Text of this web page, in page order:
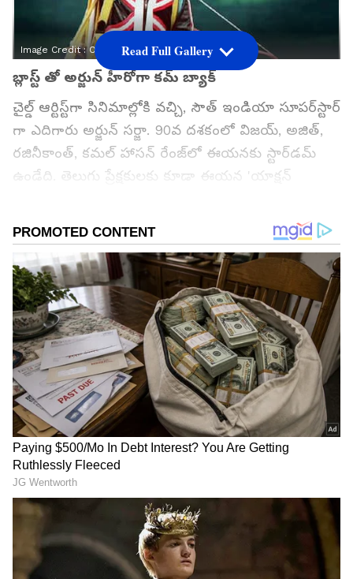
Image Credit :OTHERS
బ్లాస్ట్ తో అర్జున్‌ హీరోగా కమ్‌ బ్యాక్‌
చైల్డ్ ఆర్టిస్ట్‌గా సినిమాల్లోకి వచ్చి, సౌత్ ఇండియా సూపర్‌స్టార్
గా ఎదిగారు అర్జున్ సర్జా. 90వ దశకంలో విజయ్, అజిత్,
రజినీకాంత్, కమల్ హాసన్ రేంజ్‌లో ఈయనకు స్టార్‌డమ్
ఉండేది. తెలుగు ప్రేక్షకులకు కూడా ఈయన 'యాక్షన్
చేసి మెప్పించారు. ఇక్కడ కూడా స్టార్‌గా రాణించారు,
రాణిస్తున్నారు. 2005 వరకు హీరోగా మెరిసిన ఆయన, ఆ
తర్వాత విలన్‌గా, సపోర్టింగ్ రోల్స్‌లో కనిపించారు. కానీ
ఇప్పుడు 'బ్లాస్ట్' అనే సినిమాతో హీరోగా కమ్‌ బ్యాక్‌
ఇచ్చారు. ఈ సినిమా విజయవంతంగా రన్‌ అవుతోంది.
గూగుల్‌లో ఆసక్తికరమైన సమాచారం కోసం ఏసియానెట్ తెలుగు
ను మీ ఫ్రిఫర్డ్ సోర్స్ గా ఎంచుకోండి
Read Full Gallery